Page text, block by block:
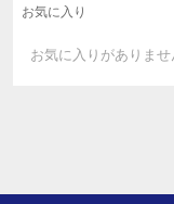
お気に入り
お気に入りがありませ